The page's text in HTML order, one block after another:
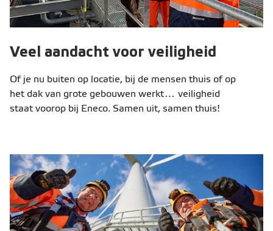
Veel aandacht voor veiligheid
Of je nu buiten op locatie, bij de mensen thuis of op
het dak van grote gebouwen werkt… veiligheid
staat voorop bij Eneco. Samen uit, samen thuis!